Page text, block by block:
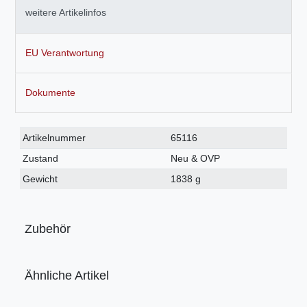
weitere Artikelinfos
EU Verantwortung
Dokumente
Technisches
Merkmal
Wert
Artikelnummer
65116
Zustand
Neu & OVP
Gewicht
1838 g
Zubehör
Ähnliche Artikel